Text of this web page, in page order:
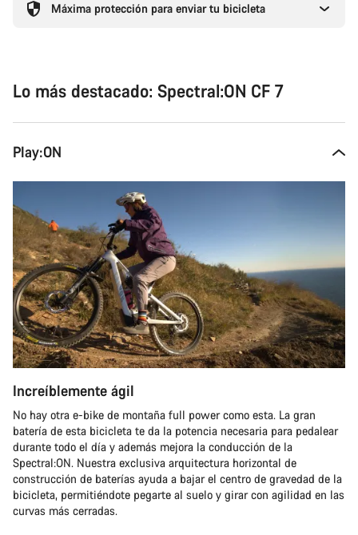
Máxima protección para enviar tu bicicleta
Lo más destacado: Spectral:ON CF 7
Play:ON
Increíblemente ágil
No hay otra e-bike de montaña full power como esta. La gran
batería de esta bicicleta te da la potencia necesaria para pedalear
durante todo el día y además mejora la conducción de la
Spectral:ON. Nuestra exclusiva arquitectura horizontal de
construcción de baterías ayuda a bajar el centro de gravedad de la
bicicleta, permitiéndote pegarte al suelo y girar con agilidad en las
curvas más cerradas.